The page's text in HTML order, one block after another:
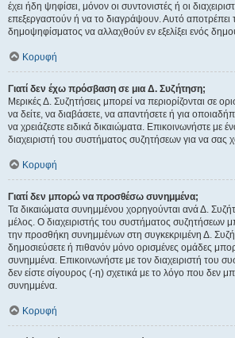
έχει ήδη ψηφίσει, μόνον οι συντονιστές ή οι
επεξεργαστούν ή να το διαγράψουν. Αυτό αποτρέπει
δημοψηφίσματος να αλλαχθούν εν εξελίξει ενός
Κορυφή
Γιατί δεν έχω πρόσβαση σε μια Δ. Συζήτηση;
Μερικές Δ. Συζητήσεις μπορεί να περιορίζονται σε
να δείτε, να διαβάσετε, να απαντήσετε ή για
να χρειάζεστε ειδικά δικαιώματα. Επικοινωνήστε με
διαχειριστή του συστήματος συζητήσεων για να σας
Κορυφή
Γιατί δεν μπορώ να προσθέσω συνημμένα;
Τα δικαιώματα συνημμένου χορηγούνται ανά Δ.
μέλος. Ο διαχειριστής του συστήματος συζητήσεων
την προσθήκη συνημμένων στη συγκεκριμένη Δ.
δημοσιεύσετε ή πιθανόν μόνο ορισμένες ομάδες
συνημμένα. Επικοινωνήστε με τον διαχειριστή του
δεν είστε σίγουρος (-η) σχετικά με το λόγο που δεν
συνημμένα.
Κορυφή